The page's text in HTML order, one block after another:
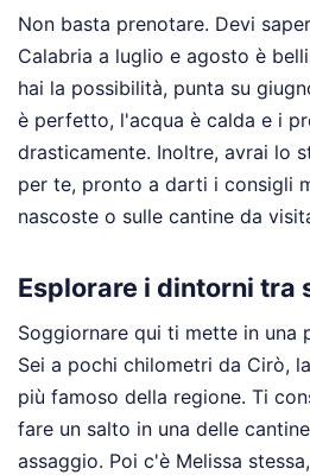
Non basta prenotare. Devi
Calabria a luglio e agosto è
hai la possibilità, punta su
è perfetto, l'acqua è calda e i
drasticamente. Inoltre, avrai lo
per te, pronto a darti i consigli
nascoste o sulle cantine da
Esplorare i dintorni tra
Soggiornare qui ti mette in una
Sei a pochi chilometri da Cirò,
più famoso della regione. Ti
fare un salto in una delle
assaggio. Poi c'è Melissa